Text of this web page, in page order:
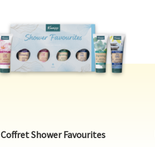
Coffret Shower Favourites